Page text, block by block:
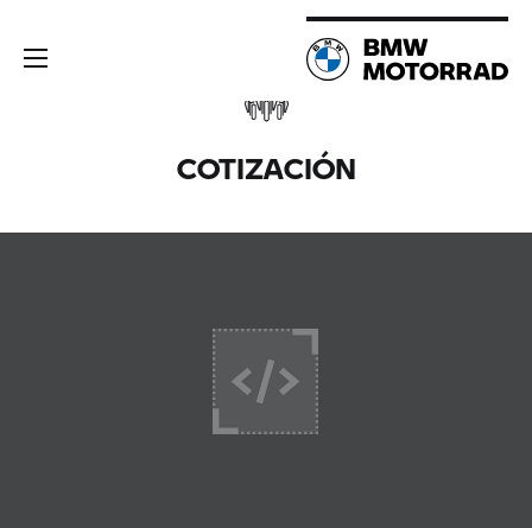
COTIZACIÓN